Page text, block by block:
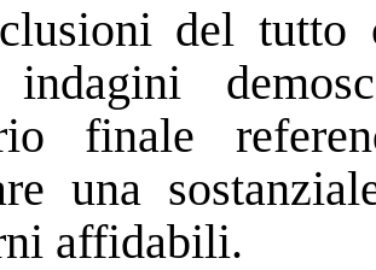
del
finale
una
affidabili.